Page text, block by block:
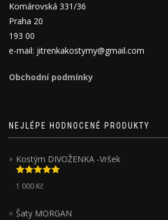
Komárovská 331/36
Praha 20
193 00
e-mail: jitrenkakostymy@gmail.com
Obchodní podmínky
NEJLÉPE HODNOCENÉ PRODUKTY
Kostým DIVOŽENKA -Vršek
Hodnocení
5.00z 5
1 000 Kč
Šaty MORGAN